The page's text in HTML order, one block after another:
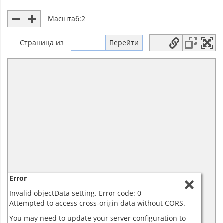
Масштаб:2
Страница из
Error
Invalid objectData setting. Error code: 0
Attempted to access cross-origin data without CORS.
You may need to update your server configuration to